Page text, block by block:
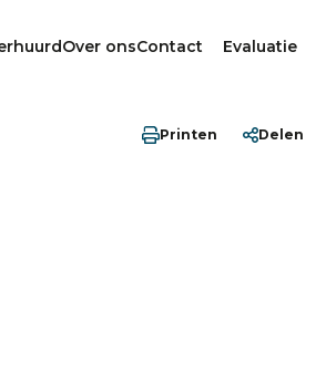
Over onsContact Evaluatie
Printen Delen